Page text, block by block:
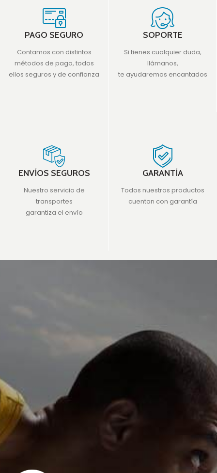
PAGO SEGURO
Contamos con distintos
métodos de pago, todos
ellos seguros y de confianza
SOPORTE
Si tienes cualquier duda,
llámanos,
te ayudaremos encantados
ENVÍOS SEGUROS
Nuestro servicio de
transportes
garantiza el envío
GARANTÍA
Todos nuestros productos
cuentan con garantía